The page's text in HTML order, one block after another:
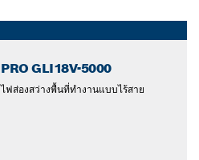
PRO GLI18V-5000
ไฟส่องสว่างพื้นที่ทำงานแบบไร้สาย